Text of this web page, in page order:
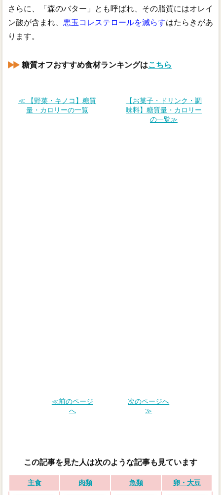
さらに、「森のバター」とも呼ばれ、その脂質にはオレイ
ン酸が含まれ、 悪玉コレステロールを減らすはたらきがあ
ります。
糖質オフおすすめ食材ランキングはこちら
≪ 【野菜・キノコ】糖質
量・カロリーの一覧
【お菓子・ドリンク・調
味料】糖質量・カロリー
の一覧≫
≪前のページ
へ
次のページへ
≫
この記事を見た人は次のような記事も見ています
主食 肉類 魚類 卵・大豆